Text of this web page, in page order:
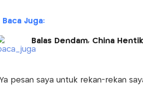
Baca Juga:
Balas Dendam, China
pesan saya untuk rekan-rekan